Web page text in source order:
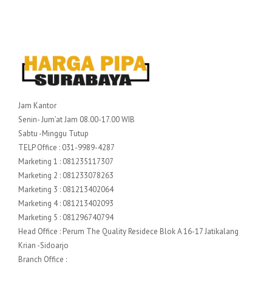
Jam Kantor
Senin- Jum’at Jam 08.00-17.00 WIB
Sabtu -Minggu Tutup
TELP Office : 031-9989-4287
Marketing 1 : 081235117307
Marketing 2 : 081233078263
Marketing 3 : 081213402064
Marketing 4 : 081213402093
Marketing 5 : 081296740794
Head Office : Perum The Quality Residece Blok A 16-17 Jatikalang
Krian -Sidoarjo
Branch Office :